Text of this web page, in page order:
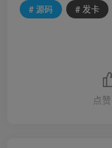
# 源码
# 发卡
点赞